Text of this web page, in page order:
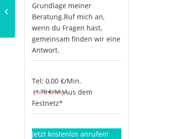
Grundlage meiner
Beratung.Ruf mich an,
wenn du Fragen hast,
gemeinsam finden wir eine
Antwort.
Tel: 0,00 €/Min.
(1.78 €/M.)Aus dem
Festnetz*
Jetzt kostenlos anrufen!
der chinesischen
Medizin